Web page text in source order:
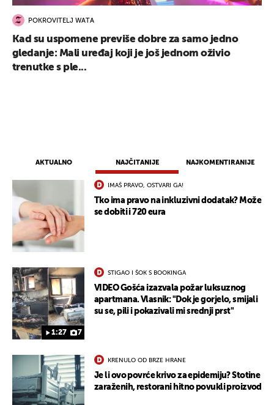
AKTUALNO NAJČITANIJE NAJKOMENTIRANIJE
IMAŠ PRAVO, OSTVARI GA!
Tko ima pravo na inkluzivni dodatak? Može
se dobiti i 720 eura
1:27 7
STIGAO I ŠOK S BOOKINGA
VIDEO Gošća izazvala požar luksuznog
apartmana. Vlasnik: "Dok je gorjelo, smijali
su se, pili i pokazivali mi srednji prst"
KRENULO OD BRZE HRANE
Je li ovo povrće krivo za epidemiju? Stotine
zaraženih, restorani hitno povukli proizvod
POKROVITELJ WATA
Kad su uspomene previše dobre za samo jedno
gledanje: Mali uređaj koji je još jednom oživio
trenutke s ple...